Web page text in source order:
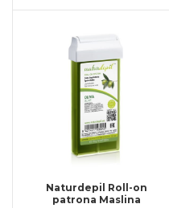
Naturdepil Roll-on
patrona Maslina